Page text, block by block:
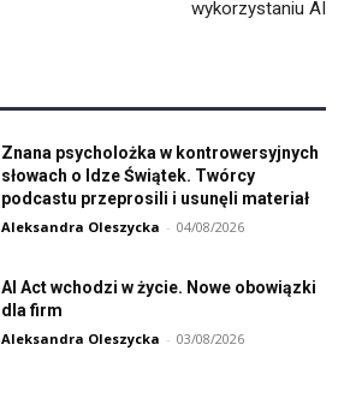
wykorzystaniu AI
Znana psycholożka w kontrowersyjnych
słowach o Idze Świątek. Twórcy
podcastu przeprosili i usunęli materiał
Aleksandra Oleszycka - 04/08/2026
AI Act wchodzi w życie. Nowe obowiązki
dla firm
Aleksandra Oleszycka - 03/08/2026